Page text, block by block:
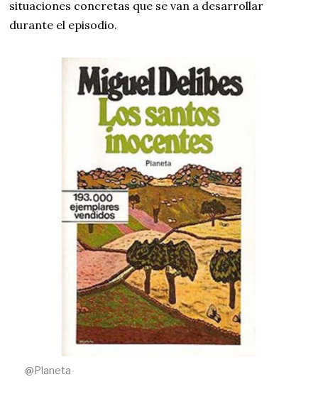
situaciones concretas que se van a desarrollar
durante el episodio.
@Planeta